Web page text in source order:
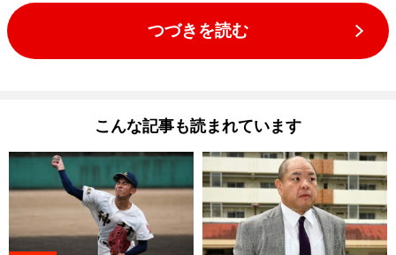
つづきを読む
こんな記事も読まれています